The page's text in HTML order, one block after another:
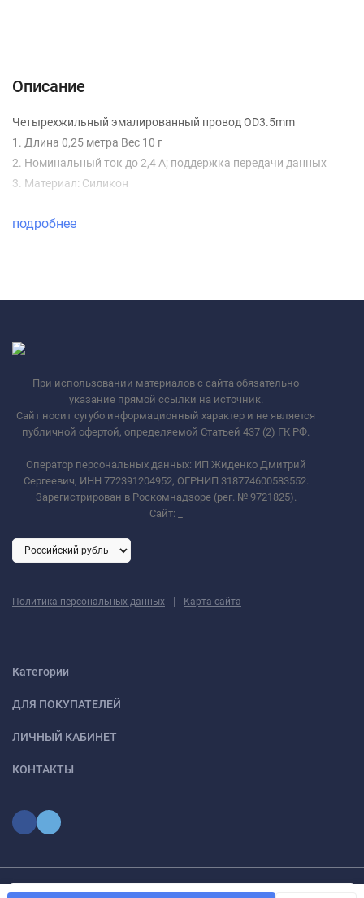
Описание
Четырехжильный эмалированный провод OD3.5mm
1. Длина 0,25 метра Вес 10 г
2. Номинальный ток до 2,4 А; поддержка передачи данных
3. Материал: Силикон
подробнее
При использовании материалов с сайта обязательно
указание прямой ссылки на источник.
Сайт носит сугубо информационный характер и не является
публичной офертой, определяемой Статьей 437 (2) ГК РФ.
Оператор персональных данных: ИП Жиденко Дмитрий
Сергеевич, ИНН 772391204952, ОГРНИП 318774600583552.
Зарегистрирован в Роскомнадзоре (рег. № 9721825).
Сайт:
Политика персональных данных | Карта сайта
Категории
ДЛЯ ПОКУПАТЕЛЕЙ
ЛИЧНЫЙ КАБИНЕТ
КОНТАКТЫ